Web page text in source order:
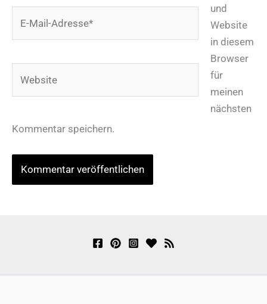
und
Website
in diesem
Browser
für
meinen
nächsten
Kommentar speichern.